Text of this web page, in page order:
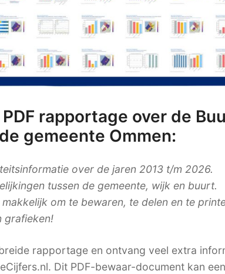
rapportage over de
gemeente Ommen:
over de jaren 2013 t/m 2026.
tussen de gemeente, wijk en buurt.
om te bewaren, te delen en te
grafieken!
rapportage en ontvang veel extra
Dit PDF-bewaar-document kan